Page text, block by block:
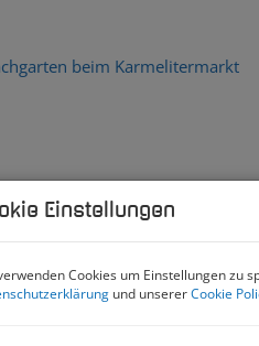
Einstellungen
Cookies um Einstellungen zu
und unsererCookie